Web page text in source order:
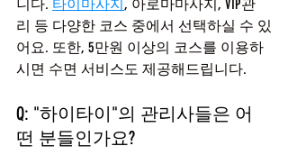
니다. 타이마사지, 아로마마사지, VIP관
리 등 다양한 코스 중에서 선택하실 수 있
어요. 또한, 5만원 이상의 코스를 이용하
시면 수면 서비스도 제공해드립니다.
Q: "하이타이"의 관리사들은 어
떤 분들인가요?